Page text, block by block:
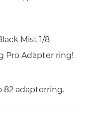
Mist 1/8
Pro Adapter ring!
82 adapterring.